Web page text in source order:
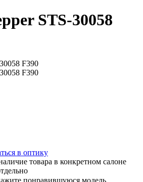
STS-30058
в оптику
товара в конкретном салоне
понравившуюся модель